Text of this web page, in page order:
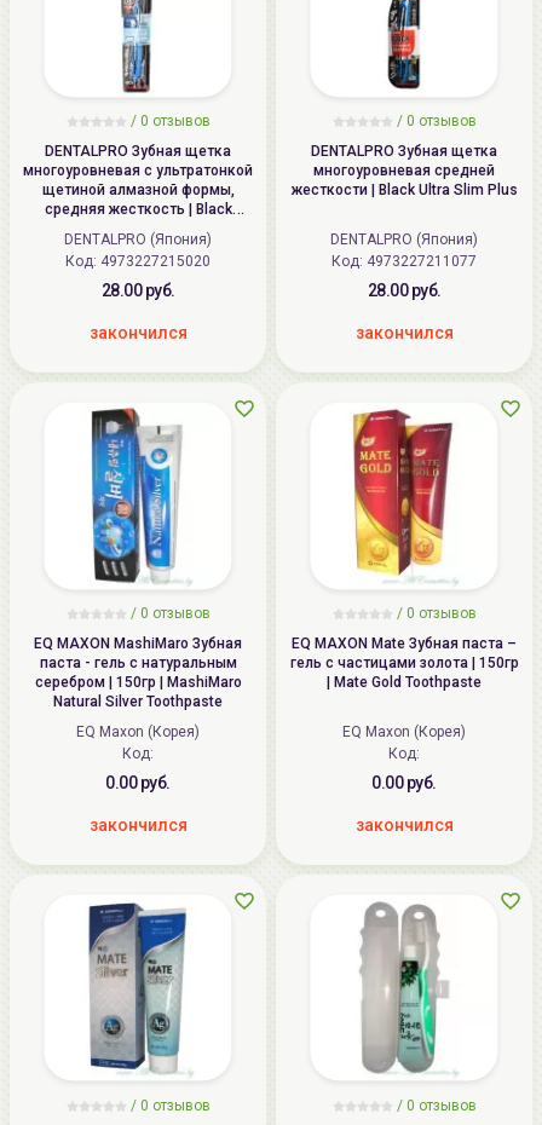
/ 0 отзывов
DENTALPRO Зубная щетка
многоуровневая с ультратонкой
щетиной алмазной формы,
средняя жесткость | Black
Diamond, Medium
DENTALPRO (Япония)
Код: 4973227215020
28.00 руб.
закончился
/ 0 отзывов
DENTALPRO Зубная щетка
многоуровневая средней
жесткости | Black Ultra Slim Plus
DENTALPRO (Япония)
Код: 4973227211077
28.00 руб.
закончился
/ 0 отзывов
EQ MAXON MashiMaro Зубная
паста - гель с натуральным
серебром | 150гр | MashiMaro
Natural Silver Toothpaste
EQ Maxon (Корея)
Код:
0.00 руб.
закончился
/ 0 отзывов
EQ MAXON Mate Зубная паста –
гель с частицами золота | 150гр
| Mate Gold Toothpaste
EQ Maxon (Корея)
Код:
0.00 руб.
закончился
/ 0 отзывов
/ 0 отзывов